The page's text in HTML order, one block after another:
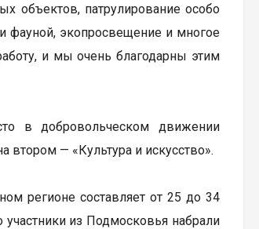
объектов, патрулирование особо
фауной, экопросвещение и многое
и мы очень благодарны этим
в добровольческом движении
втором — «Культура и искусство».
регионе составляет от 25 до 34
из Подмосковья набрали